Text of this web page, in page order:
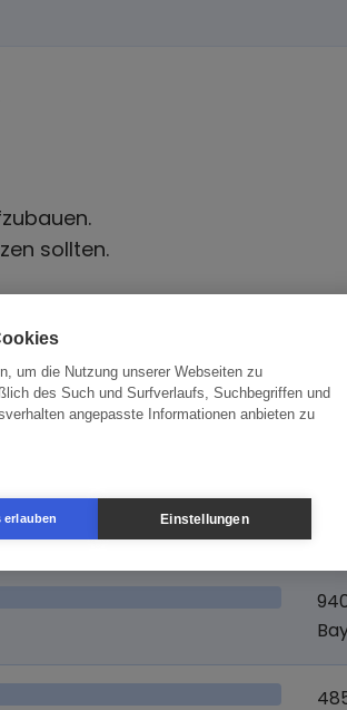
sollten.
Tiefbau, der Handel mit
um die Nutzung unserer Webseiten zu
des Such und Surfverlaufs, Suchbegriffen und
angepasste Informationen anbieten zu
erlauben Einstellungen